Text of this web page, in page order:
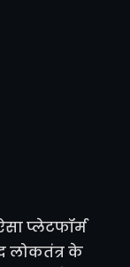
प्लेटफॉर्म
द लोकतंत्र के